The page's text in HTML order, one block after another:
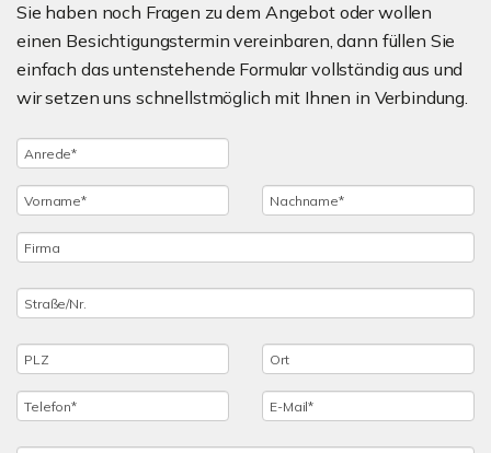
Sie haben noch Fragen zu dem Angebot oder wollen
einen Besichtigungstermin vereinbaren, dann füllen Sie
einfach das untenstehende Formular vollständig aus und
wir setzen uns schnellstmöglich mit Ihnen in Verbindung.